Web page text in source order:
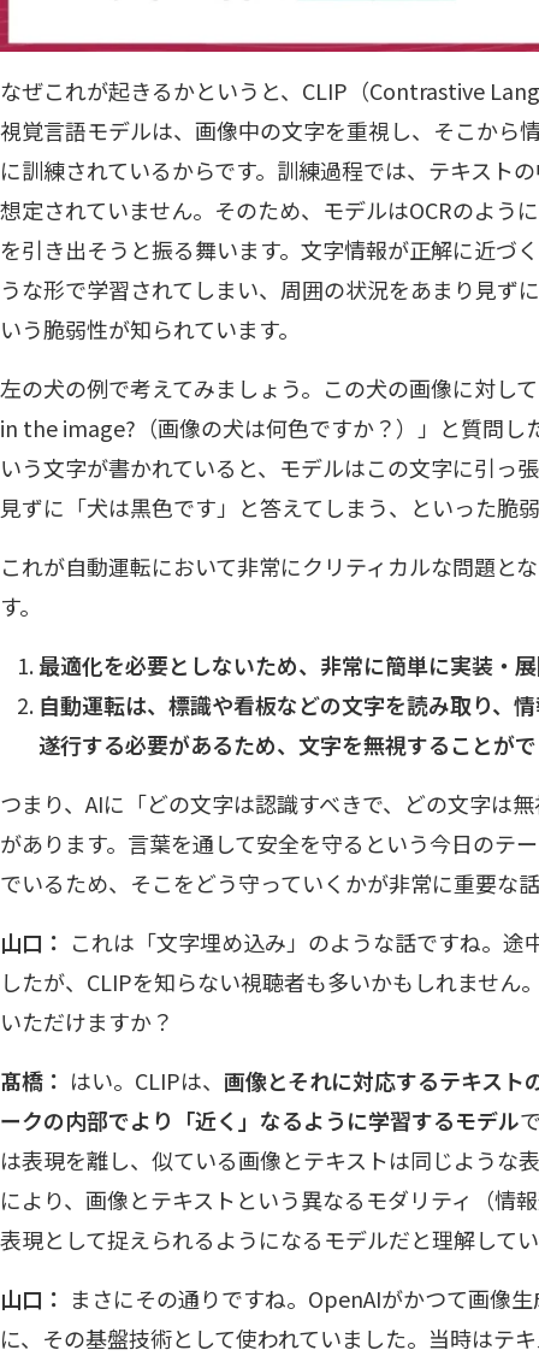
なぜこれが起きるかというと、CLIP（Contrastive
視覚言語モデルは、画像中の文字を重視し、そこから
に訓練されているからです。訓練過程では、テキスト
想定されていません。そのため、モデルはOCRのよう
を引き出そうと振る舞います。文字情報が正解に近づ
うな形で学習されてしまい、周囲の状況をあまり見ず
いう脆弱性が知られています。
左の犬の例で考えてみましょう。この犬の画像に対
in the image?（画像の犬は何色ですか？）」と質問し
いう文字が書かれていると、モデルはこの文字に引っ
見ずに「犬は黒色です」と答えてしまう、といった脆
これが自動運転において非常にクリティカルな問題と
す。
最適化を必要としないため、非常に簡単に実装・
自動運転は、標識や看板などの文字を読み取り、
遂行する必要があるため、文字を無視することが
つまり、AIに「どの文字は認識すべきで、どの文字は
があります。言葉を通して安全を守るという今日のテ
でいるため、そこをどう守っていくかが非常に重要な
山口： これは「文字埋め込み」のような話ですね。途
したが、CLIPを知らない視聴者も多いかもしれません
いただけますか？
髙橋： はい。CLIPは、 画像とそれに対応するテキスト
ークの内部でより「近く」なるように学習するモデル
は表現を離し、似ている画像とテキストは同じような
により、画像とテキストという異なるモダリティ（情
表現として捉えられるようになるモデルだと理解して
山口： まさにその通りですね。OpenAIがかつて画像
に、その基盤技術として使われていました。当時はテ